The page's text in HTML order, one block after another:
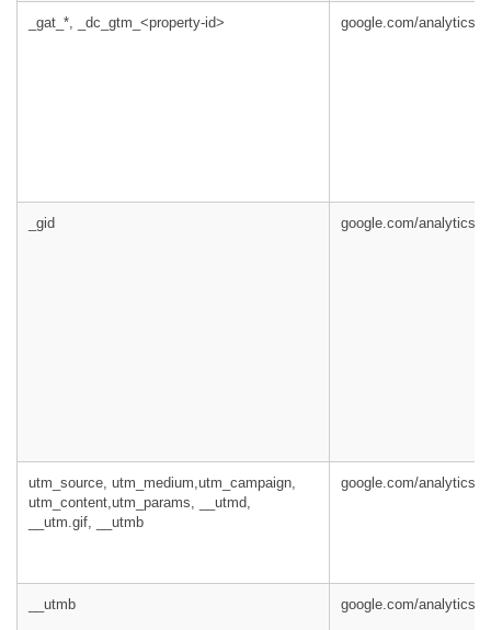
_gat_*, _dc_gtm_<property-id> google.com/analytics/
_gid google.com/analytics/
utm_source, utm_medium,utm_campaign,
utm_content,utm_params, __utmd,
__utm.gif, __utmb
google.com/analytics/
__utmb google.com/analytics/